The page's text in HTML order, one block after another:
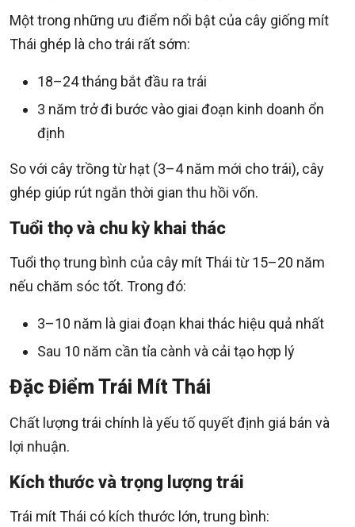
Một trong những ưu điểm nổi bật của cây giống mít
Thái ghép là cho trái rất sớm:
18–24 tháng bắt đầu ra trái
3 năm trở đi bước vào giai đoạn kinh doanh ổn
định
So với cây trồng từ hạt (3–4 năm mới cho trái), cây
ghép giúp rút ngắn thời gian thu hồi vốn.
Tuổi thọ và chu kỳ khai thác
Tuổi thọ trung bình của cây mít Thái từ 15–20 năm
nếu chăm sóc tốt. Trong đó:
3–10 năm là giai đoạn khai thác hiệu quả nhất
Sau 10 năm cần tỉa cành và cải tạo hợp lý
Đặc Điểm Trái Mít Thái
Chất lượng trái chính là yếu tố quyết định giá bán và
lợi nhuận.
Kích thước và trọng lượng trái
Trái mít Thái có kích thước lớn, trung bình: